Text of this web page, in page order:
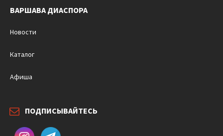
ВАРШАВА ДИАСПОРА
Новости
Каталог
Афиша
ПОДПИСЫВАЙТЕСЬ